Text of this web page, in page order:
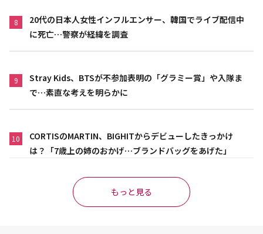
8
20代の日本人女性インフルエンサー、韓国でライブ配信中
に死亡…警察が経緯を調査
9
Stray Kids、BTSが不参加表明の「グラミー賞」や入隊ま
で…素直な考えを明らかに
10
CORTISのMARTIN、BIGHITからデビューしたきっかけ
は？「7歳上の姉のおかげ…ブランドバッグをあげた」
もっと見る